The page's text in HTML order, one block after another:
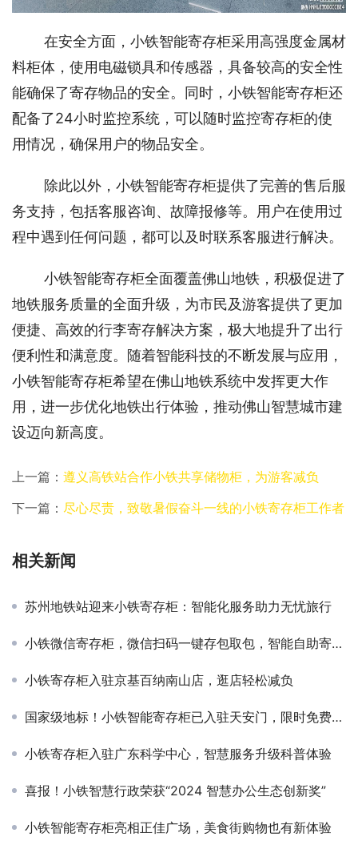
在安全方面，小铁智能寄存柜采用高强度金属材
料柜体，使用电磁锁具和传感器，具备较高的安全性
能确保了寄存物品的安全。同时，小铁智能寄存柜还
配备了24小时监控系统，可以随时监控寄存柜的使
用情况，确保用户的物品安全。
除此以外，小铁智能寄存柜提供了完善的售后服
务支持，包括客服咨询、故障报修等。用户在使用过
程中遇到任何问题，都可以及时联系客服进行解决。
小铁智能寄存柜全面覆盖佛山地铁，积极促进了
地铁服务质量的全面升级，为市民及游客提供了更加
便捷、高效的行李寄存解决方案，极大地提升了出行
便利性和满意度。随着智能科技的不断发展与应用，
小铁智能寄存柜希望在佛山地铁系统中发挥更大作
用，进一步优化地铁出行体验，推动佛山智慧城市建
设迈向新高度。
上一篇： 遵义高铁站合作小铁共享储物柜，为游客减负
下一篇： 尽心尽责，致敬暑假奋斗一线的小铁寄存柜工作者
相关新闻
苏州地铁站迎来小铁寄存柜：智能化服务助力无忧旅行
小铁微信寄存柜，微信扫码一键存包取包，智能自助寄存！
小铁寄存柜入驻京基百纳南山店，逛店轻松减负
国家级地标！小铁智能寄存柜已入驻天安门，限时免费存包，轻松漫游~
小铁寄存柜入驻广东科学中心，智慧服务升级科普体验
喜报！小铁智慧行政荣获“2024 智慧办公生态创新奖”
小铁智能寄存柜亮相正佳广场，美食街购物也有新体验